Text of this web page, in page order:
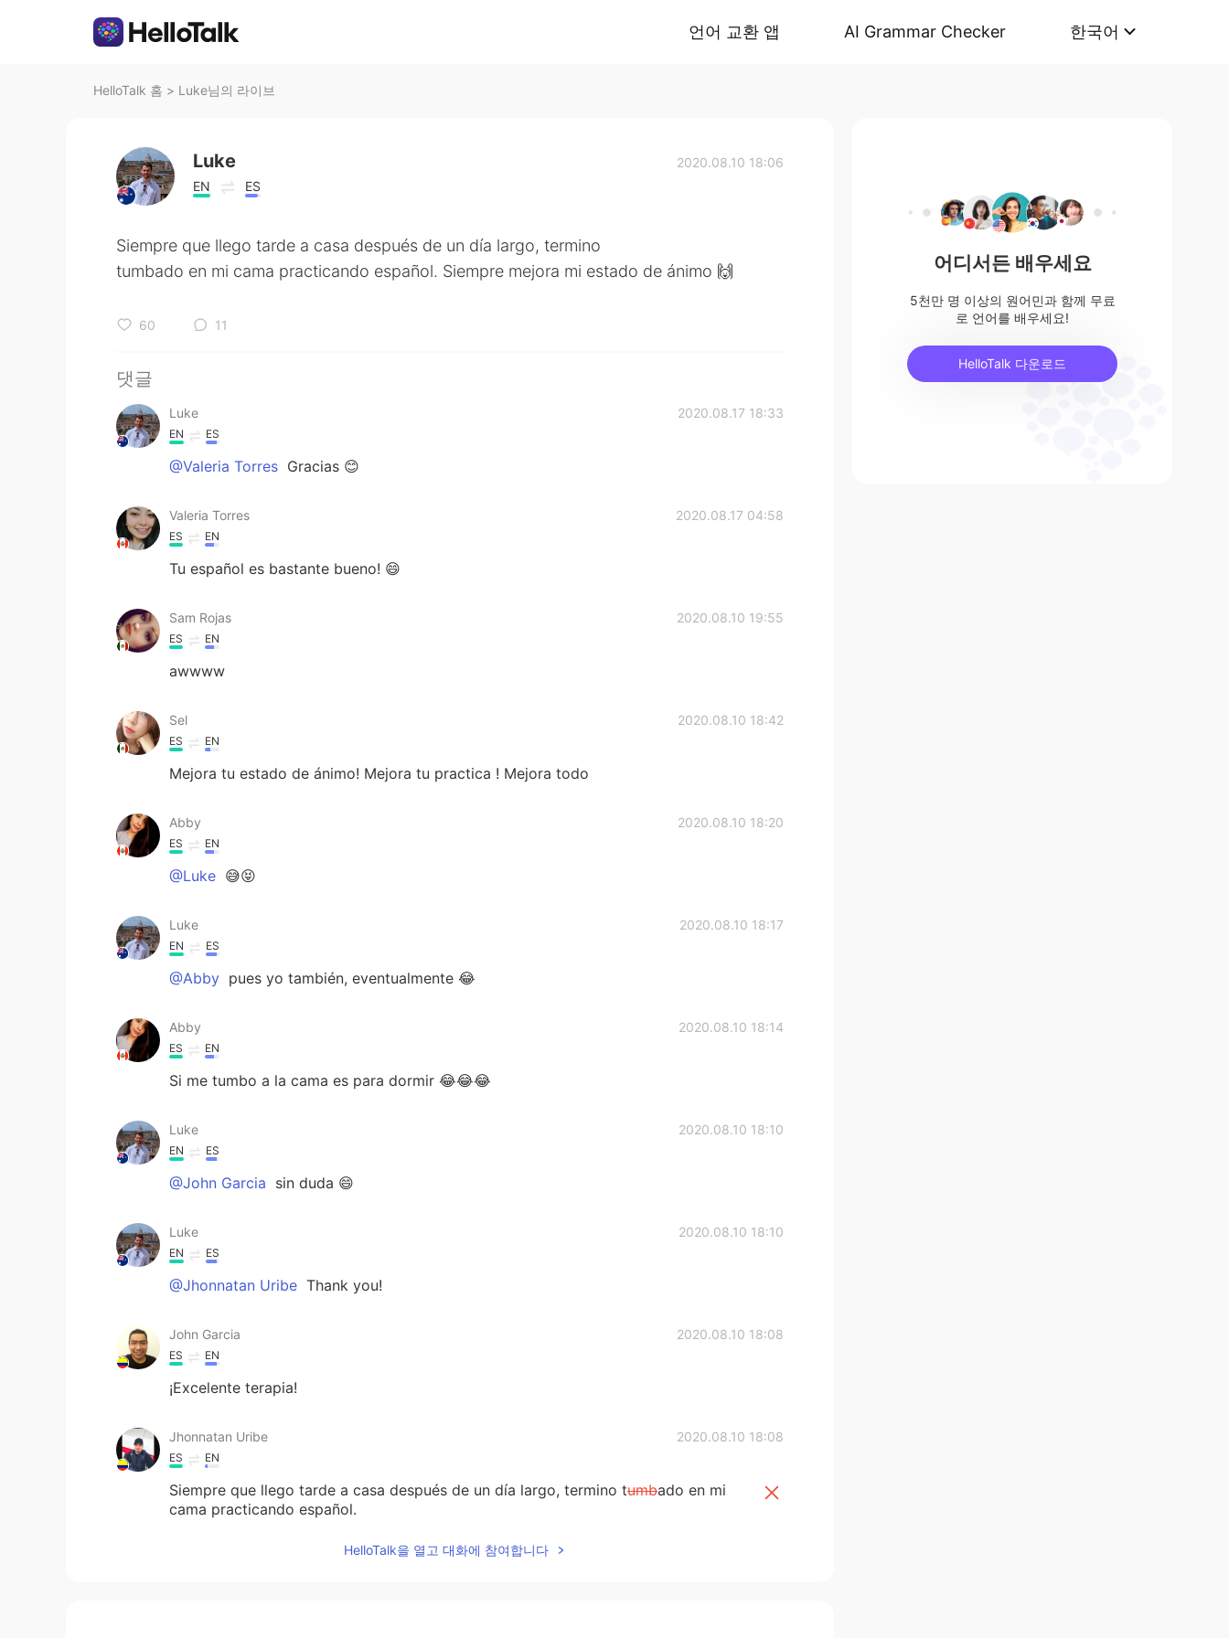
언어 교환 앱 AI Grammar Checker 한국어
HelloTalk 홈 > Luke님의 라이브
Luke
EN ES
2020.08.10 18:06
Siempre que llego tarde a casa después de un día largo, termino
tumbado en mi cama practicando español. Siempre mejora mi estado de ánimo 🙌
60 11
댓글
Luke 2020.08.17 18:33
EN ES
@Valeria Torres Gracias 😊
Valeria Torres 2020.08.17 04:58
ES EN
Tu español es bastante bueno! 😄
Sam Rojas 2020.08.10 19:55
ES EN
awwww
Sel 2020.08.10 18:42
ES EN
Mejora tu estado de ánimo! Mejora tu practica ! Mejora todo
Abby 2020.08.10 18:20
ES EN
@Luke 😅😝
Luke 2020.08.10 18:17
EN ES
@Abby pues yo también, eventualmente 😂
Abby 2020.08.10 18:14
ES EN
Si me tumbo a la cama es para dormir 😂😂😂
Luke 2020.08.10 18:10
EN ES
@John Garcia sin duda 😄
Luke 2020.08.10 18:10
EN ES
@Jhonnatan Uribe Thank you!
John Garcia 2020.08.10 18:08
ES EN
¡Excelente terapia!
Jhonnatan Uribe 2020.08.10 18:08
ES EN
Siempre que llego tarde a casa después de un día largo, termino tumbado en mi
cama practicando español.
cama practicando español.HelloTalk을 열고 대화에 참여합니다
어디서든 배우세요
5천만 명 이상의 원어민과 함께 무료
로 언어를 배우세요!
HelloTalk 다운로드